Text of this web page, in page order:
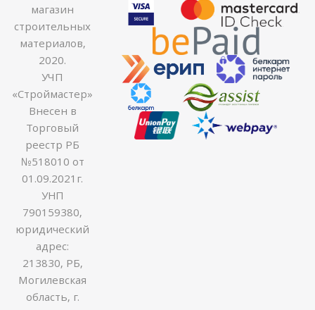
магазин
строительных
материалов,
2020.
УЧП
«Строймастер»
Внесен в
Торговый
реестр РБ
№518010 от
01.09.2021г.
УНП
790159380,
юридический
адрес:
213830, РБ,
Могилевская
область, г.